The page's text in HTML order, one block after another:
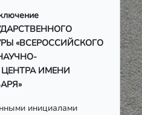
«ВСЕРОССИЙСКОГО
ИМЕНИ
инициалами